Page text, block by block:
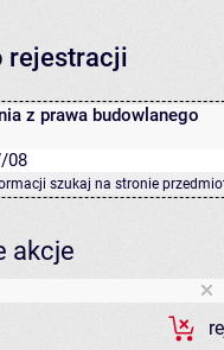
rejestracji
z prawa budowlanego
08
szukaj na stronie
akcje